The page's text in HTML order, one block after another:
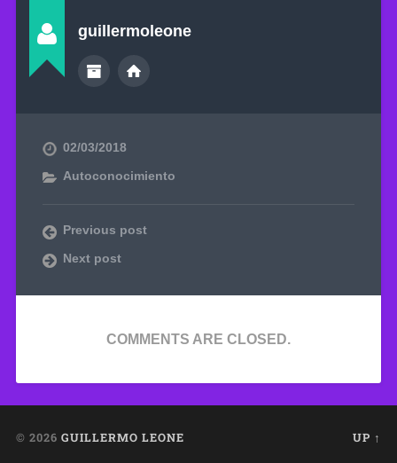
guillermoleone
02/03/2018
Autoconocimiento
Previous post
Next post
COMMENTS ARE CLOSED.
© 2026 GUILLERMO LEONE UP ↑